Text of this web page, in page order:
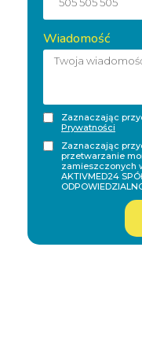
Wiadomość
Zaznaczając
Prywatności
Zaznaczając
przetwarzanie
zamieszczonych
AKTIVMED24